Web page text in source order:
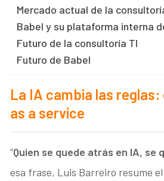
Mercado actual de la
Babel y su plataforma interna
Futuro de la consultoría TI
Futuro de Babel
La IA cambia las
as a service
“Quien se quede atrás en IA, se
esa frase, Luis Barreiro resume